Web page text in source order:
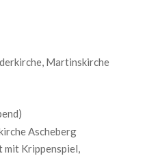
Martinskirche
Ascheberg
mit Krippenspiel,